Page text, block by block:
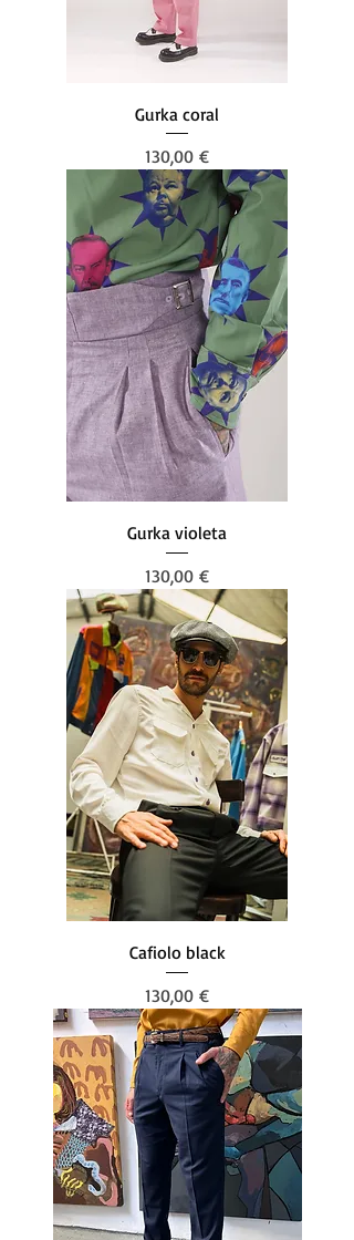
Gurka coral
Preis
130,00 €
Gurka violeta
Preis
130,00 €
Cafiolo black
Preis
130,00 €